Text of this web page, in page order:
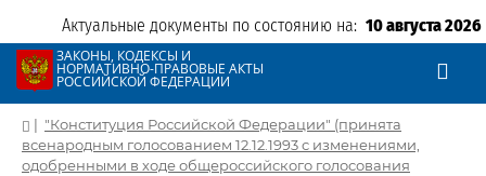
Актуальные документы по состоянию на: 10 августа 2026
ЗАКОНЫ, КОДЕКСЫ И
НОРМАТИВНО-ПРАВОВЫЕ АКТЫ
РОССИЙСКОЙ ФЕДЕРАЦИИ
| "Конституция Российской Федерации" (принята
всенародным голосованием 12.12.1993 с изменениями,
одобренными в ходе общероссийского голосования